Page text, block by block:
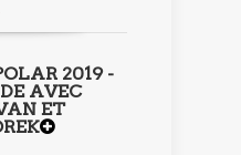
2019 -
AVEC
ET